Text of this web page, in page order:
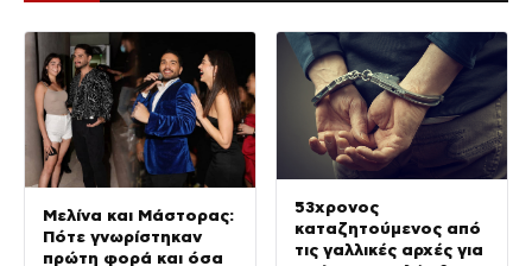
Μελίνα και Μάστορας:
Πότε γνωρίστηκαν
πρώτη φορά και όσα
53χρονος
καταζητούμενος από
τις γαλλικές αρχές για